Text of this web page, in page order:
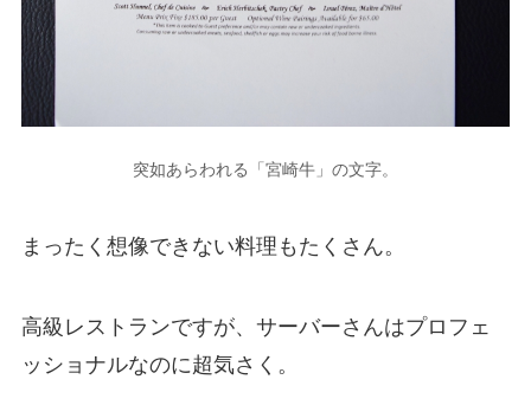
突如あらわれる「宮崎牛」の文字。
まったく想像できない料理もたくさん。
高級レストランですが、サーバーさんはプロフェ
ッショナルなのに超気さく。